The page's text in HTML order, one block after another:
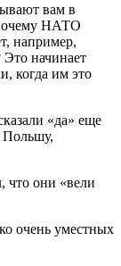
вам в
почему НАТО
например,
Это начинает
когда им это
«да» еще
Польшу,
что они «вели
очень уместных